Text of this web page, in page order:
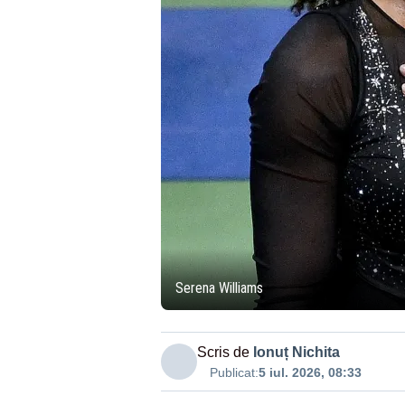
Serena Williams
Scris de Ionuț Nichita
Publicat:5 iul. 2026, 08:33